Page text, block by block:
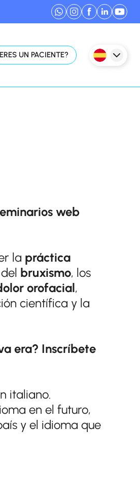
UN PACIENTE?
web
la práctica
bruxismo, los
orofacial,
científica y la
era? Inscríbete
italiano.
en el futuro,
y el idioma que